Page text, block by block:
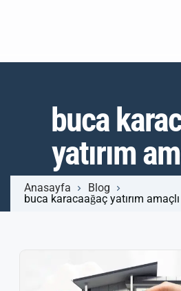
buca
yatırım
Anasayfa
Blog
buca karacaağaç yatırım